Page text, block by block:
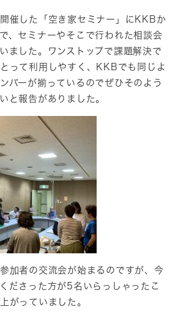
催した「空き家セミナー」にKKBか
、セミナーやそこで行われた相談会
ました。ワンストップで課題解決で
って利用しやすく、KKBでも同じよ
バーが揃っているのでぜひそのよう
と報告がありました。
加者の交流会が始まるのですが、今
ださった方が5名いらっしゃったこ
がっていました。